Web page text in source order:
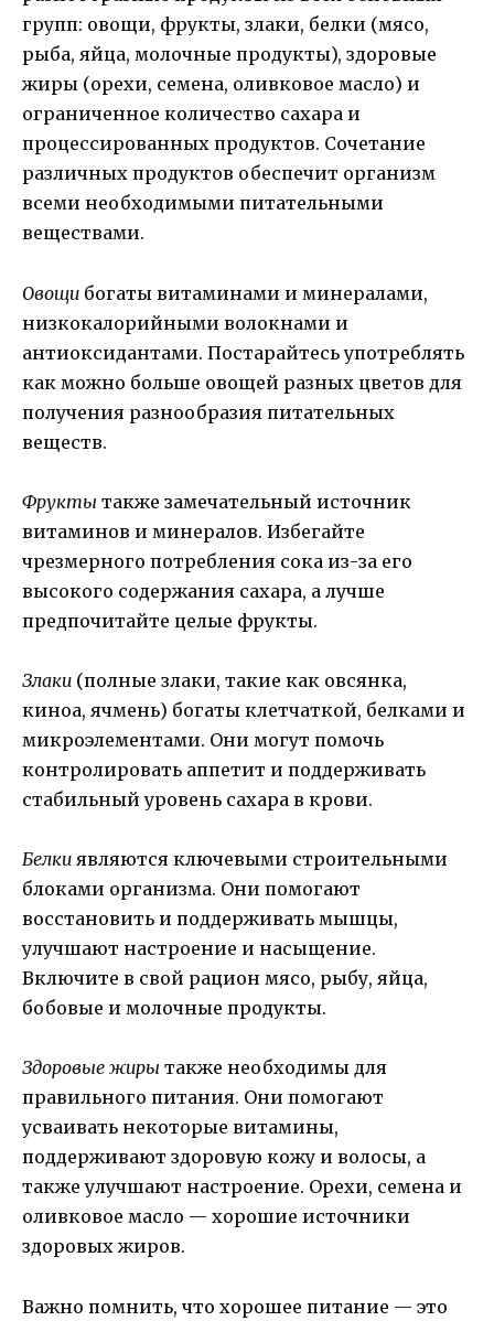
групп: овощи, фрукты, злаки, белки (мясо,
рыба, яйца, молочные продукты), здоровые
жиры (орехи, семена, оливковое масло) и
ограниченное количество сахара и
процессированных продуктов. Сочетание
различных продуктов обеспечит организм
всеми необходимыми питательными
веществами.
Овощи богаты витаминами и минералами,
низкокалорийными волокнами и
антиоксидантами. Постарайтесь употреблять
как можно больше овощей разных цветов для
получения разнообразия питательных
веществ.
Фрукты также замечательный источник
витаминов и минералов. Избегайте
чрезмерного потребления сока из-за его
высокого содержания сахара, а лучше
предпочитайте целые фрукты.
Злаки (полные злаки, такие как овсянка,
киноа, ячмень) богаты клетчаткой, белками и
микроэлементами. Они могут помочь
контролировать аппетит и поддерживать
стабильный уровень сахара в крови.
Белки являются ключевыми строительными
блоками организма. Они помогают
восстановить и поддерживать мышцы,
улучшают настроение и насыщение.
Включите в свой рацион мясо, рыбу, яйца,
бобовые и молочные продукты.
Здоровые жиры также необходимы для
правильного питания. Они помогают
усваивать некоторые витамины,
поддерживают здоровую кожу и волосы, а
также улучшают настроение. Орехи, семена и
оливковое масло — хорошие источники
здоровых жиров.
Важно помнить, что хорошее питание — это